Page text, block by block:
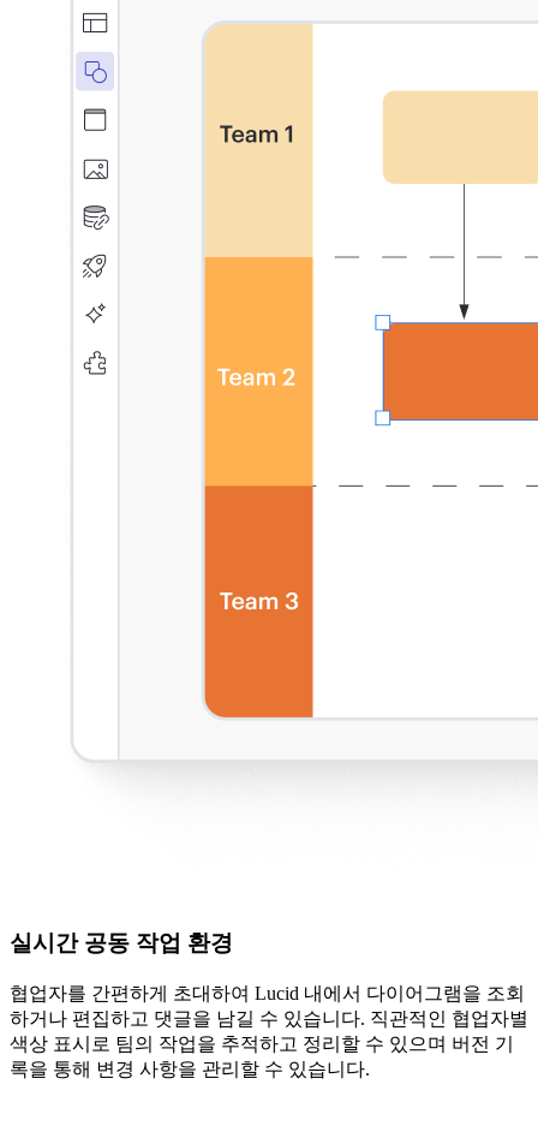
실시간 공동 작업 환경
협업자를 간편하게 초대하여 Lucid 내에서 다이어그램을 조회
하거나 편집하고 댓글을 남길 수 있습니다. 직관적인 협업자별
색상 표시로 팀의 작업을 추적하고 정리할 수 있으며 버전 기
록을 통해 변경 사항을 관리할 수 있습니다.